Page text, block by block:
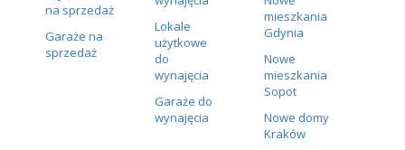
na sprzedaż
Garaże na
sprzedaż
Lokale
użytkowe
do
wynajęcia
Garaże do
wynajęcia
mieszkania
Gdynia
Nowe
mieszkania
Sopot
Nowe domy
Kraków